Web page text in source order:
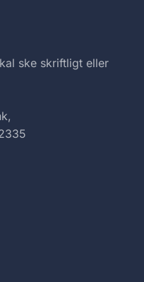
ske skriftligt eller